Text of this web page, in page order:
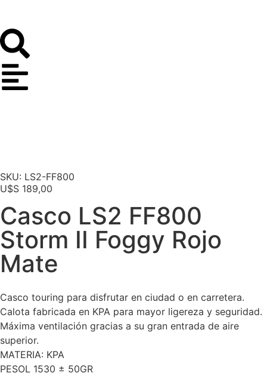
SKU: LS2-FF800
U$S 189,00
Casco LS2 FF800
Storm II Foggy Rojo
Mate
Casco touring para disfrutar en ciudad o en carretera.
Calota fabricada en KPA para mayor ligereza y seguridad.
Máxima ventilación gracias a su gran entrada de aire
superior.
MATERIA: KPA
PESOL 1530 ± 50GR